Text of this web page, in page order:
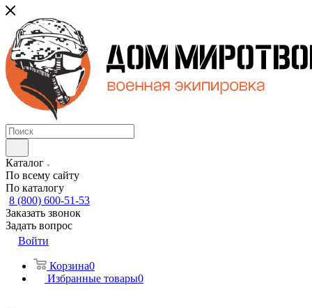
Каталог
По всему сайту
По каталогу
8 (800) 600-51-53
Заказать звонок
Задать вопрос
Войти
Корзина0
Избранные товары0